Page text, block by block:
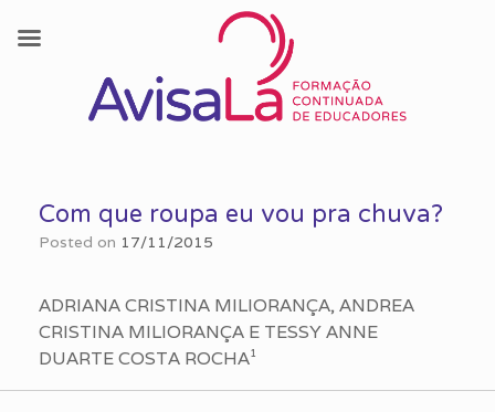
contentCom que roupa eu vou pra chuva?
Posted on 17/11/2015
ADRIANA CRISTINA MILIORANÇA, ANDREA
CRISTINA MILIORANÇA E TESSY ANNE
DUARTE COSTA ROCHA¹